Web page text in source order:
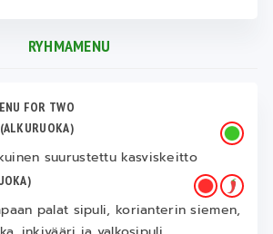
RYHMAMENU
FOR TWO
suurustettu kasviskeitto
palat sipuli, korianterin siemen,